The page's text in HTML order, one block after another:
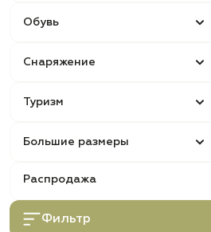
Обувь
Снаряжение
Туризм
Большие размеры
Распродажа
Фильтр